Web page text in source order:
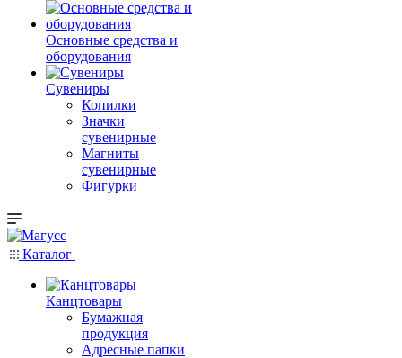
Основные средства и
оборудования
Сувениры
Копилки
Значки
сувенирные
Магниты
сувенирные
Фигурки
Каталог
Канцтовары
Бумажная
продукция
Адресные папки